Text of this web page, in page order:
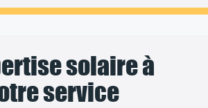
solaire à
service